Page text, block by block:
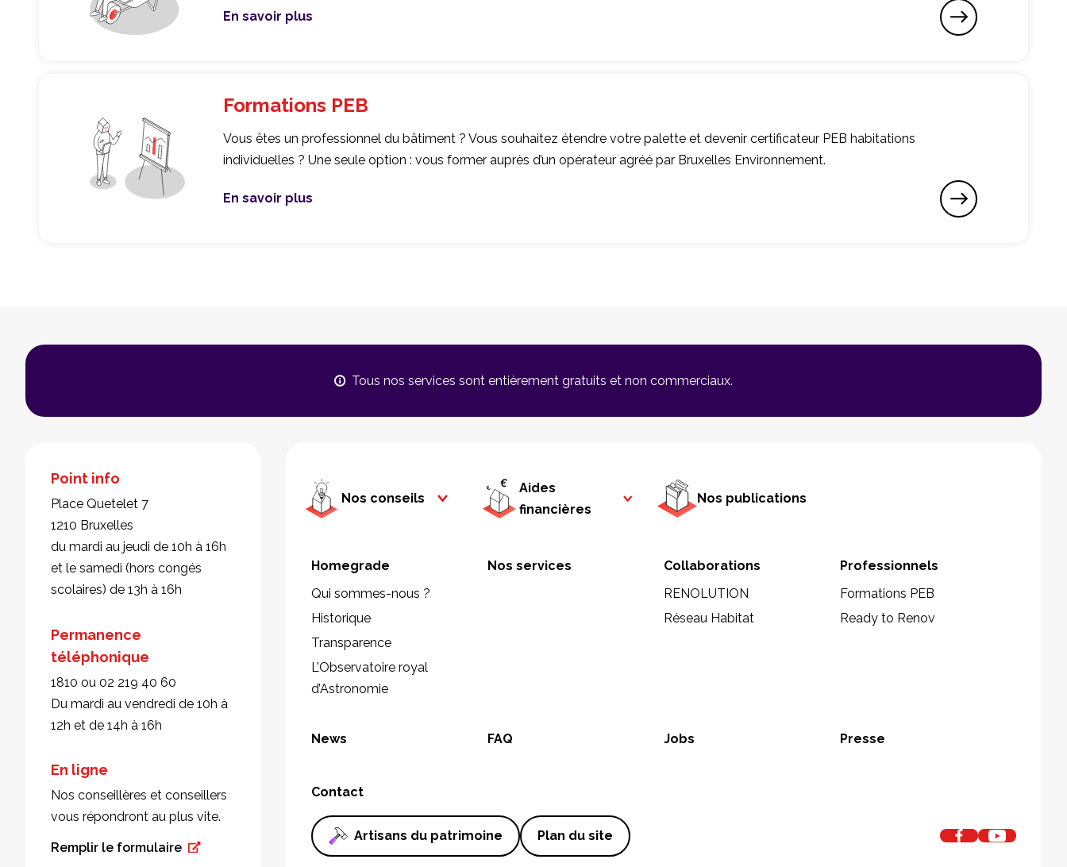
En savoir plus
Ready to Renov
Formations PEB
Vous êtes un professionnel du bâtiment ? Vous souhaitez étendre votre palette et devenir certificateur PEB habitations
individuelles ? Une seule option : vous former auprès d’un opérateur agréé par Bruxelles Environnement.
En savoir plus
Formations PEB
Tous nos services sont entièrement gratuits et non commerciaux.
Point info
Place Quetelet 7
1210 Bruxelles
du mardi au jeudi de 10h à 16h
et le samedi (hors congés
scolaires) de 13h à 16h
Permanence
téléphonique
1810 ou 02 219 40 60
Du mardi au vendredi de 10h à
12h et de 14h à 16h
En ligne
Nos conseillères et conseillers
vous répondront au plus vite.
Remplir le formulaire
Nos conseils
Aides
financières
Nos publications
Homegrade
Qui sommes-nous ?
Historique
Transparence
L’Observatoire royal
d’Astronomie
Nos services
Collaborations
RENOLUTION
Réseau Habitat
Professionnels
Formations PEB
Ready to Renov
News FAQ Jobs Presse
Contact
Artisans du patrimoine Plan du site